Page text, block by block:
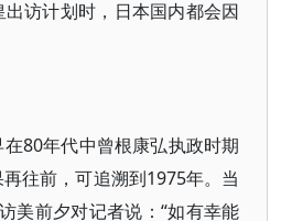
访计划时，日本国内都会因
80年代中曾根康弘执政时期
往前，可追溯到1975年。当
美前夕对记者说：“如有幸能